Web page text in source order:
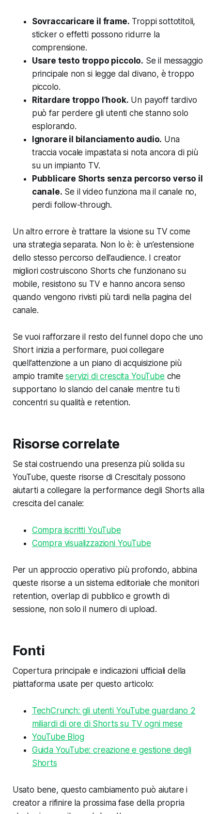
Sovraccaricare il frame. Troppi sottotitoli,
sticker o effetti possono ridurre la
comprensione.
Usare testo troppo piccolo. Se il messaggio
principale non si legge dal divano, è troppo
piccolo.
Ritardare troppo l’hook. Un payoff tardivo
può far perdere gli utenti che stanno solo
esplorando.
Ignorare il bilanciamento audio. Una
traccia vocale impastata si nota ancora di più
su un impianto TV.
Pubblicare Shorts senza percorso verso il
canale. Se il video funziona ma il canale no,
perdi follow-through.
Un altro errore è trattare la visione su TV come
una strategia separata. Non lo è: è un’estensione
dello stesso percorso dell’audience. I creator
migliori costruiscono Shorts che funzionano su
mobile, resistono su TV e hanno ancora senso
quando vengono rivisti più tardi nella pagina del
canale.
Se vuoi rafforzare il resto del funnel dopo che uno
Short inizia a performare, puoi collegare
quell’attenzione a un piano di acquisizione più
ampio tramiteservizi di crescita YouTube che
supportano lo slancio del canale mentre tu ti
concentri su qualità e retention.
Risorse correlate
Se stai costruendo una presenza più solida su
YouTube, queste risorse di Crescitaly possono
aiutarti a collegare la performance degli Shorts alla
crescita del canale:
Compra iscritti YouTube
Compra visualizzazioni YouTube
Per un approccio operativo più profondo, abbina
queste risorse a un sistema editoriale che monitori
retention, overlap di pubblico e growth di
sessione, non solo il numero di upload.
Fonti
Copertura principale e indicazioni ufficiali della
piattaforma usate per questo articolo:
TechCrunch: gli utenti YouTube guardano 2
miliardi di ore di Shorts su TV ogni mese
YouTube Blog
Guida YouTube: creazione e gestione degli
Shorts
Usato bene, questo cambiamento può aiutare i
creator a rifinire la prossima fase della propria